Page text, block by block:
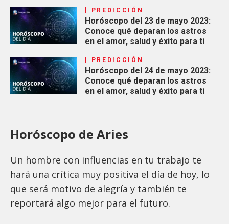
PREDICCIÓN
Horóscopo del 23 de mayo 2023:
Conoce qué deparan los astros
en el amor, salud y éxito para ti
PREDICCIÓN
Horóscopo del 24 de mayo 2023:
Conoce qué deparan los astros
en el amor, salud y éxito para ti
Horóscopo de Aries
Un hombre con influencias en tu trabajo te
hará una crítica muy positiva el día de hoy, lo
que será motivo de alegría y también te
reportará algo mejor para el futuro.